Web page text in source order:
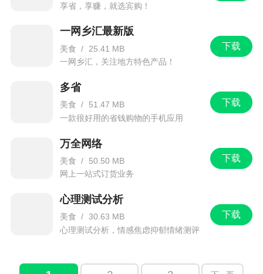
享省，享赚，就选宾购！
下载
一网乡汇最新版
美食 /
25.41 MB
一网乡汇，关注地方特色产品！
下载
多省
美食 /
51.47 MB
一款很好用的省钱购物的手机应用
下载
万全网络
美食 /
50.50 MB
网上一站式订货业务
下载
心理测试分析
美食 / 30.63 MB
心理测试分析，情感焦虑抑郁情绪测评